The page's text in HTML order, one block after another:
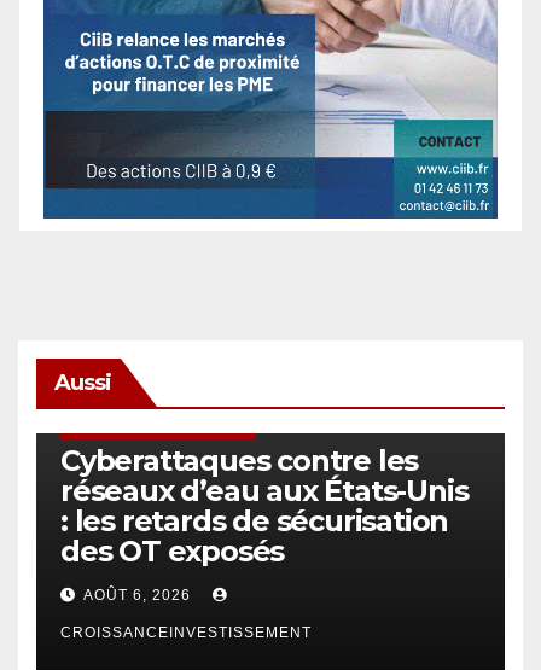
Aussi
Cyberattaques contre les
réseaux d’eau aux États-Unis
: les retards de sécurisation
des OT exposés
AOÛT 6, 2026
CROISSANCEINVESTISSEMENT